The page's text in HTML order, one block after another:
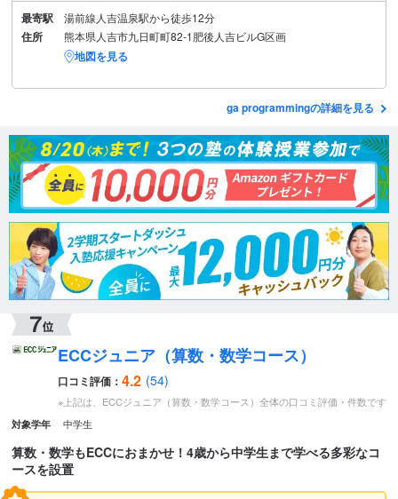
最寄駅 湯前線人吉温泉駅から徒歩12分
住所 熊本県人吉市九日町町82-1肥後人吉ビルG区画
地図を見る
ga programmingの詳細を見る
ECCジュニア（算数・数学コース）
口コミ評価： 4.2 (54)
※上記は、ECCジュニア（算数・数学コース）全体の口コミ評価・件数です
対象学年 中学生
算数・数学もECCにおまかせ！4歳から中学生まで学べる多彩なコ
ースを設置